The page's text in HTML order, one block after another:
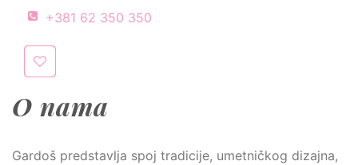
+381 62 350 350
O nama
Gardoš predstavlja spoj tradicije, umetničkog dizajna,